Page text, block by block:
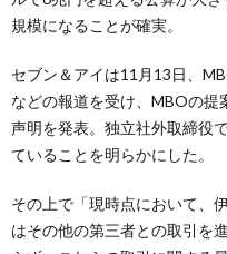
規模になることが確実。
セブン＆アイは11月13日、
などの報道を受け、MBOの提
声明を発表。独立社外取締役
ていることを明らかにした。
その上で「現時点において、
はその他の第三者との取引を